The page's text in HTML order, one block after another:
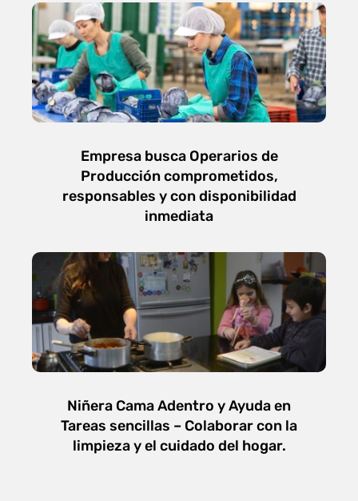
Empresa busca Operarios de
Producción comprometidos,
responsables y con disponibilidad
inmediata
Niñera Cama Adentro y Ayuda en
Tareas sencillas – Colaborar con la
limpieza y el cuidado del hogar.